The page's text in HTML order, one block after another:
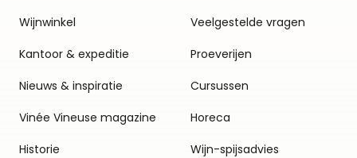
Wijnwinkel
Kantoor & expeditie
Nieuws & inspiratie
Vinée Vineuse magazine
Historie
Veelgestelde vragen
Proeverijen
Cursussen
Horeca
Wijn-spijsadvies